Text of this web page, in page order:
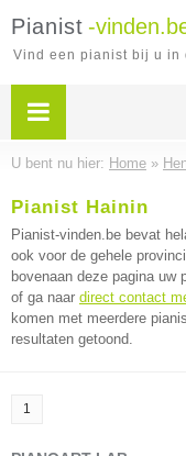
Pianist -
Vind een pianist bij u in
U bent nu hier: Home »
Pianist Hainin
Pianist-vinden.be bevat
ook voor de gehele
bovenaan deze pagina
of ga naar direct contact
komen met meerdere
resultaten getoond.
1